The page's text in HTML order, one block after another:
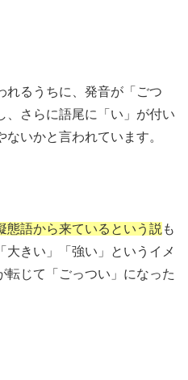
れるうちに、発音が「ごつ
、さらに語尾に「い」が付い
いかと言われています。
態語から来ているという説 も
大きい」「強い」というイメ
転じて「ごっつい」になった